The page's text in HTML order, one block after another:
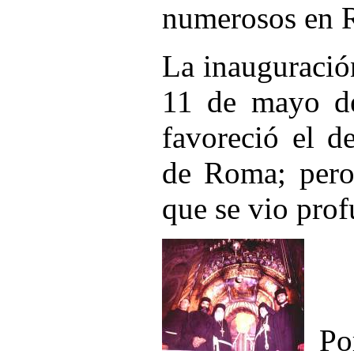
numerosos en
La
11 de mayo
favoreció el
de Roma;
que se vio